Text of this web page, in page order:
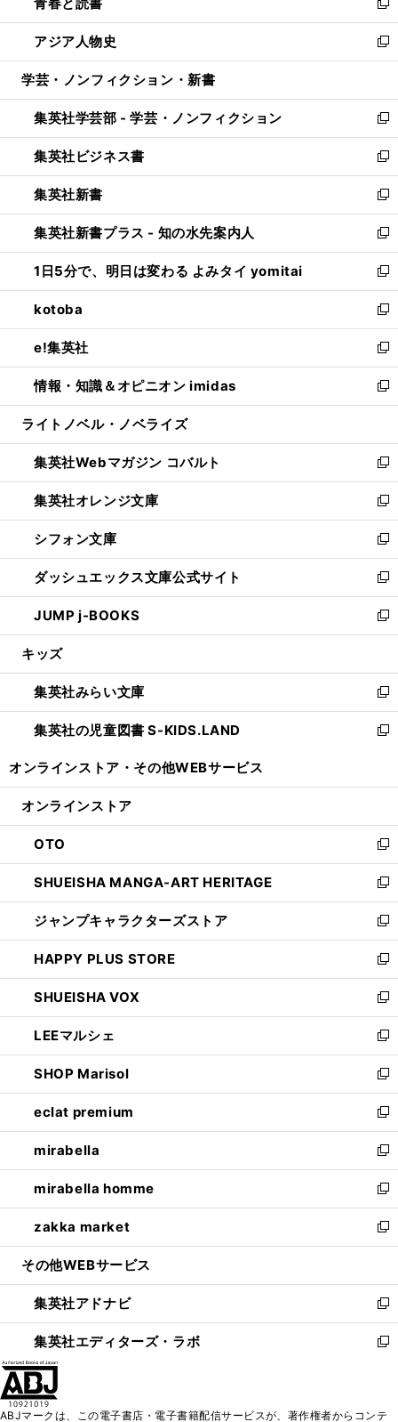
で
開
く
ド
ウ
で
開
ィ
ン
ド
ウ
開
く
い
ウ
ィ
ン
ウ
で
開
く
新
し
い
ウ
ン
ド
ウ
で
開
く
アジア人物史
新
し
ウ
ィ
ン
ド
ウ
で
開
く
学芸・ノンフィクション・新書
集英社学芸部 - 学芸・ノンフィクション
新
し
い
ウ
ィ
ン
ド
ウ
で
開
く
集英社ビジネス書
新
し
い
ウ
ィ
ン
ド
ウ
で
開
く
集英社新書
新
し
い
ウ
ィ
ン
ド
ウ
で
開
く
集英社新書プラス - 知の水先案内人
新
し
い
ウ
ィ
ン
ド
ウ
で
開
1日5分で、明日は変わる よみタイ yomitai
新
し
い
ウ
ィ
ン
ド
ウ
開
く
kotoba
新
し
い
ウ
ィ
ン
ウ
で
開
く
e!集英社
新
し
い
ウ
ン
ド
ウ
で
開
く
情報・知識＆オピニオン imidas
新
し
ウ
ィ
ン
ド
ウ
で
開
く
ライトノベル・ノベライズ
集英社Webマガジン コバルト
新
し
い
ウ
ィ
ン
ド
ウ
で
開
集英社オレンジ文庫
新
し
い
ウ
ィ
ン
ド
ウ
開
く
シフォン文庫
新
し
い
ウ
ィ
ン
ウ
で
開
く
ダッシュエックス文庫公式サイト
新
し
い
ウ
ン
ド
ウ
で
JUMP j-BOOKS
新
し
ウ
ィ
ン
ド
開
キッズ
集英社みらい文庫
新
し
い
ン
ウ
で
開
く
集英社の児童図書 S-KIDS.LAND
新
ウ
ン
ド
ウ
で
開
く
オンラインストア・ その他WEBサービス
オンラインストア
OTO
新
し
い
ウ
ィ
ン
ド
ウ
で
開
く
SHUEISHA MANGA-ART HERITAGE
新
し
い
ウ
ィ
ン
ド
ウ
で
開
く
ジャンプキャラクターズストア
新
し
い
ウ
ィ
ン
ド
ウ
で
開
く
HAPPY PLUS STORE
新
し
い
ウ
ィ
ン
ド
ウ
で
開
く
SHUEISHA VOX
新
し
い
ウ
ィ
ン
ド
ウ
で
開
く
LEEマルシェ
新
し
い
ウ
ィ
ン
ド
ウ
で
開
く
SHOP Marisol
新
し
い
ウ
ィ
ン
ド
ウ
で
開
eclat premium
新
し
い
ウ
ィ
ン
ド
ウ
開
く
mirabella
新
し
い
ウ
ィ
ン
ウ
で
開
く
mirabella homme
新
し
い
ウ
ン
ド
ウ
で
zakka market
新
し
ウ
ィ
ン
ド
く
その他WEBサービス
集英社アドナビ
新
し
い
集英社エディターズ・ラボ
新
ABJマークは、この電子書店・電子書籍配信サービスが、著作権者からコンテ